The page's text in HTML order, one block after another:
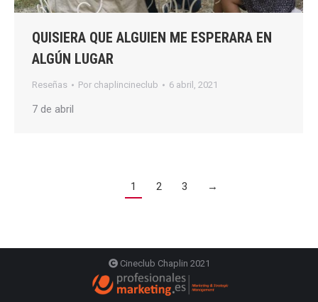
QUISIERA QUE ALGUIEN ME ESPERARA EN
ALGÚN LUGAR
Reseñas Por chaplincineclub 6 abril, 2021
7 de abril
1 2 3 →
Cineclub Chaplin 2021